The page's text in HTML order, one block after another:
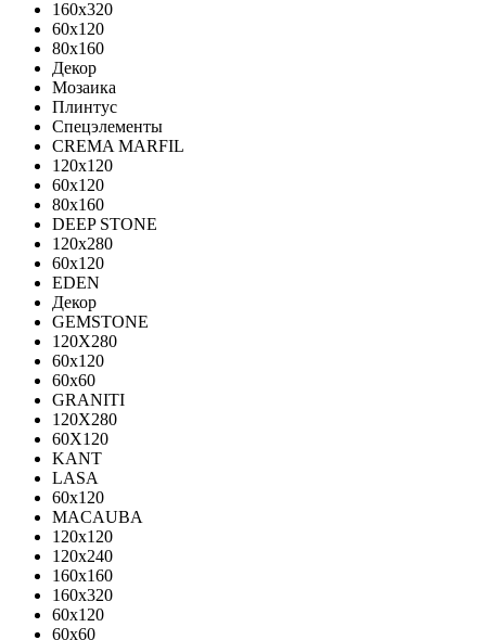
160x320
60x120
80x160
Декор
Мозаика
Плинтус
Спецэлементы
CREMA MARFIL
120x120
60x120
80x160
DEEP STONE
120х280
60х120
EDEN
Декор
GEMSTONE
120X280
60x120
60x60
GRANITI
120X280
60X120
KANT
LASA
60x120
MACAUBA
120x120
120x240
160x160
160x320
60x120
60x60